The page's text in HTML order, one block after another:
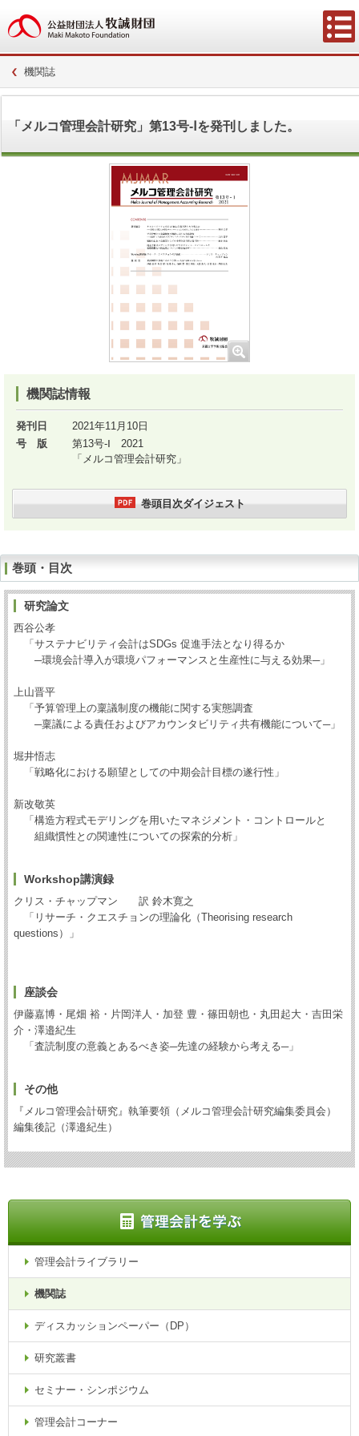
機関誌
「メルコ管理会計研究」第13号-Ⅰを発刊しました。
機関誌情報
発刊日
2021年11月10日
号 版
第13号-Ⅰ 2021
「メルコ管理会計研究」
巻頭目次ダイジェスト
巻頭・目次
研究論文
西谷公孝
「サステナビリティ会計はSDGs 促進手法となり得るか
─環境会計導入が環境パフォーマンスと生産性に与える効果─」
上山晋平
「予算管理上の稟議制度の機能に関する実態調査
─稟議による責任およびアカウンタビリティ共有機能について─」
堀井悟志
「戦略化における願望としての中期会計目標の遂行性」
新改敬英
「構造方程式モデリングを用いたマネジメント・コントロールと
組織慣性との関連性についての探索的分析」
Workshop講演録
クリス・チャップマン 訳 鈴木寛之
「リサーチ・クエスチョンの理論化（Theorising research
questions）」
座談会
伊藤嘉博・尾畑 裕・片岡洋人・加登 豊・篠田朝也・丸田起大・吉田栄
介・澤邉紀生
「査読制度の意義とあるべき姿─先達の経験から考える─」
その他
『メルコ管理会計研究』執筆要領（メルコ管理会計研究編集委員会）
編集後記（澤邉紀生）
管理会計ライブラリー
機関誌
ディスカッションペーパー（DP）
研究叢書
セミナー・シンポジウム
管理会計コーナー